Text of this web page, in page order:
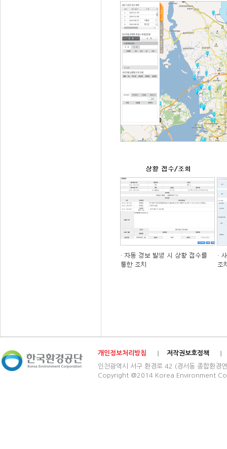
개인정보처리방침
저작권보호정책
인천광역시 서구 환경로 42 (경서동 종합
Copyright @2014 Korea Environment